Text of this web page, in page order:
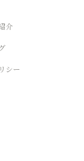
介
シー